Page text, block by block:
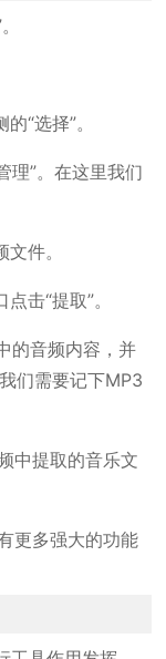
“选择”。
理”。在这里我们
件。
击“提取”。
的音频内容，并
们需要记下MP3
中提取的音乐文
更多强大的功能